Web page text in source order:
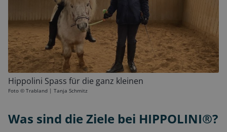
Hippolini Spass für die ganz kleinen
Foto © Trabland | Tanja Schmitz
Was sind die Ziele bei HIPPOLINI®?